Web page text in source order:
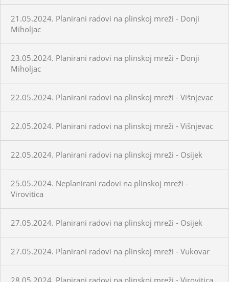
21.05.2024. Planirani radovi na plinskoj mreži - Donji
Miholjac
23.05.2024. Planirani radovi na plinskoj mreži - Donji
Miholjac
22.05.2024. Planirani radovi na plinskoj mreži - Višnjevac
22.05.2024. Planirani radovi na plinskoj mreži - Višnjevac
22.05.2024. Planirani radovi na plinskoj mreži - Osijek
25.05.2024. Neplanirani radovi na plinskoj mreži -
Virovitica
27.05.2024. Planirani radovi na plinskoj mreži - Osijek
27.05.2024. Planirani radovi na plinskoj mreži - Vukovar
28.05.2024. Planirani radovi na plinskoj mreži - Virovitica